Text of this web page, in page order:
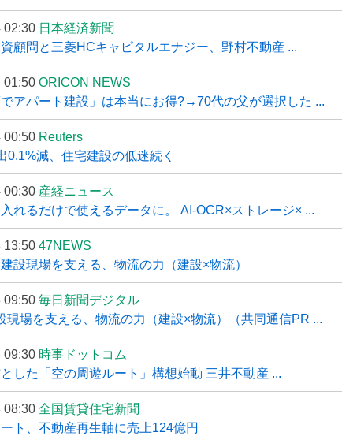
02:30 日本経済新聞
顧問と三菱HCキャピタルエナジー、野村不動産 ...
01:50 ORICON NEWS
でアパート建設」は本当にお得?→70代の父が選択した ...
00:50 Reuters
0.1%減、住宅建設の低迷続く
00:30 産経ニュース
れるだけで使えるデータに。 AI-OCR×ストレージ× ...
13:50 47NEWS
建設現場を支える、物流の力（建設×物流）
09:50 毎日新聞デジタル
現場を支える、物流の力（建設×物流）（共同通信PR ...
09:30 時事ドットコム
した「空の周遊ルート」構想始動 三井不動産 ...
08:30 全国賃貸住宅新聞
ト、不動産再生軸に売上124億円